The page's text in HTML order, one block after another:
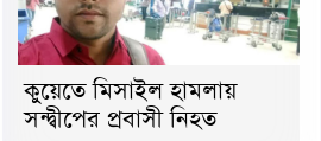
কুয়েতে মিসাইল হামলায়
সন্দ্বীপের প্রবাসী নিহত